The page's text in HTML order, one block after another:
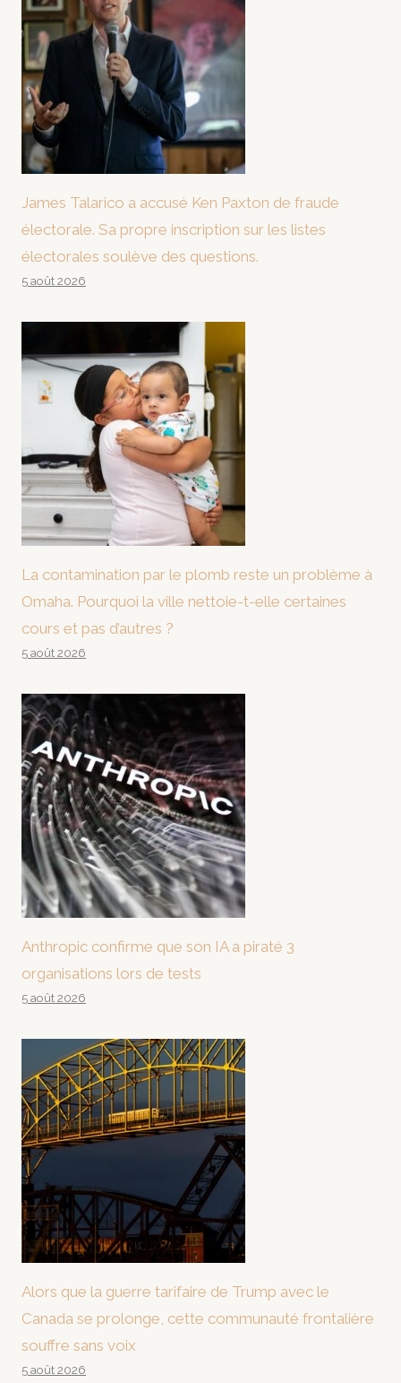
James Talarico a accusé Ken Paxton de fraude
électorale. Sa propre inscription sur les listes
électorales soulève des questions.
5 août 2026
La contamination par le plomb reste un problème à
Omaha. Pourquoi la ville nettoie-t-elle certaines
cours et pas d’autres ?
5 août 2026
Anthropic confirme que son IA a piraté 3
organisations lors de tests
5 août 2026
Alors que la guerre tarifaire de Trump avec le
Canada se prolonge, cette communauté frontalière
souffre sans voix
5 août 2026